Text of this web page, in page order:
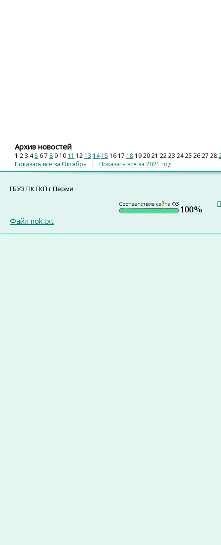
Архив новостей
1 23 45 67 8 9 10 11 12 13 14 15 16 17 18 192021 2223 2425 2627 28
Показать все за Октябрь | Показать все за 2021 год
ГБУЗ ПК ГКП г.Перми
Файл nok.txt